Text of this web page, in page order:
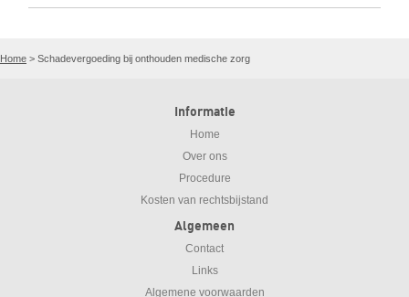
Home > Schadevergoeding bij onthouden medische zorg
Informatie
Home
Over ons
Procedure
Kosten van rechtsbijstand
Algemeen
Contact
Links
Algemene voorwaarden